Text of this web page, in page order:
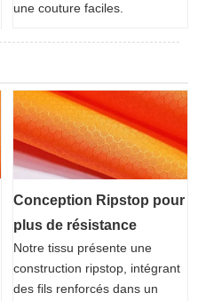
une couture faciles.
Conception Ripstop pour
plus de résistance
Notre tissu présente une
construction ripstop, intégrant
des fils renforcés dans un